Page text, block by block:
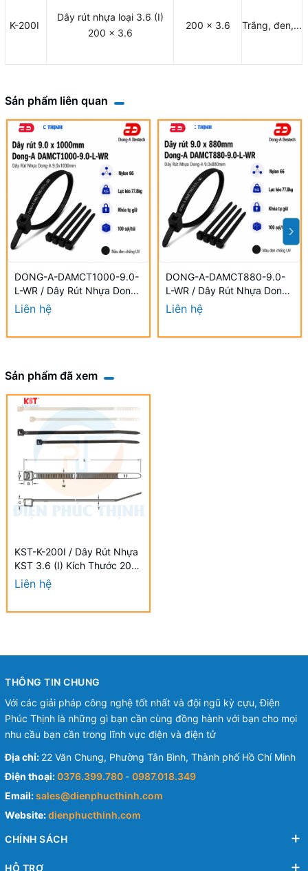
K-200I
Dây rút nhựa loại 3.6 (I)
200 x 3.6
200 x 3.6 Trắng, đen,...
Sản phẩm liên quan
DONG-A-DAMCT1000-9.0-
L-WR / Dây Rút Nhựa Dong-
A 9.0×1000mm Chống UV
Liên hệ
DONG-A-DAMCT880-9.0-
L-WR / Dây Rút Nhựa Dong-
A 9.0×880mm Chống UV
Liên hệ
Sản phẩm đã xem
KST-K-200I / Dây Rút Nhựa
KST 3.6 (I) Kích Thước 200
x 3.6mm (100 Cái/Bịch) -
Nylon cable ties
Liên hệ
THÔNG TIN CHUNG
Với các giải pháp công nghệ tốt nhất và đội ngũ kỳ cựu, Điện
Phúc Thịnh là những gì bạn cần cùng đồng hành với bạn cho mọi
nhu cầu bạn cần trong lĩnh vực điện và điện tử
Địa chỉ: 22 Văn Chung, Phường Tân Bình, Thành phố Hồ Chí Minh
Điện thoại:0376.399.780 - 0987.018.349
Email:sales@dienphucthinh.com
Website:dienphucthinh.com
CHÍNH SÁCH
HỖ TRỢ